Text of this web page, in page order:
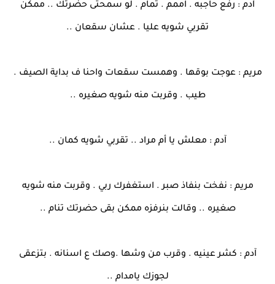
آدم : رفع حاجبه . اممم . تمام . لو سمحتى حضرتك .. ممكن
تقربي شويه عليا . عشان سقعان ..
مريم : عوجت بوقها . وهمست سقعات واحنا ف بداية الصيف .
طيب . وقربت منه شويه صغيره ..
آدم : معلش يا أم مراد .. تقربي شويه كمان ..
مريم : نفخت بنفاذ صبر . استغفرك ربي . وقربت منه شويه
صغيره .. وقالت بنرفزه ممكن بقى حضرتك تنام ..
آدم : كشر عينيه . وقرب من وشها .وصك ع اسنانه . بتزعقى
لجوزك يامدام ..